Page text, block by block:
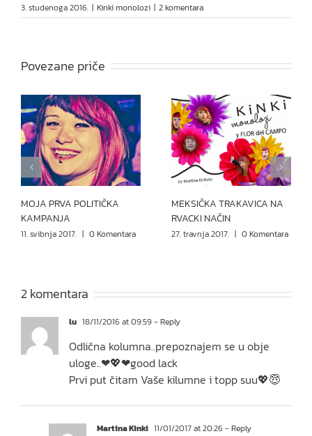
3. studenoga 2016. | Kinki monolozi | 2 komentara
Povezane priče
MOJA PRVA POLITIČKA
KAMPANJA
11. svibnja 2017. | 0 Komentara
MEKSIČKA TRAKAVICA NA
RVACKI NAČIN
27. travnja 2017. | 0 Komentara
2 komentara
lu 18/11/2016 at 09:59- Reply
Odlična kolumna..prepoznajem se u obje
uloge..❤💖❤good lack
Prvi put čitam Vaše kilumne i topp suu💖😇
Martina Kinki 11/01/2017 at 20:26- Reply